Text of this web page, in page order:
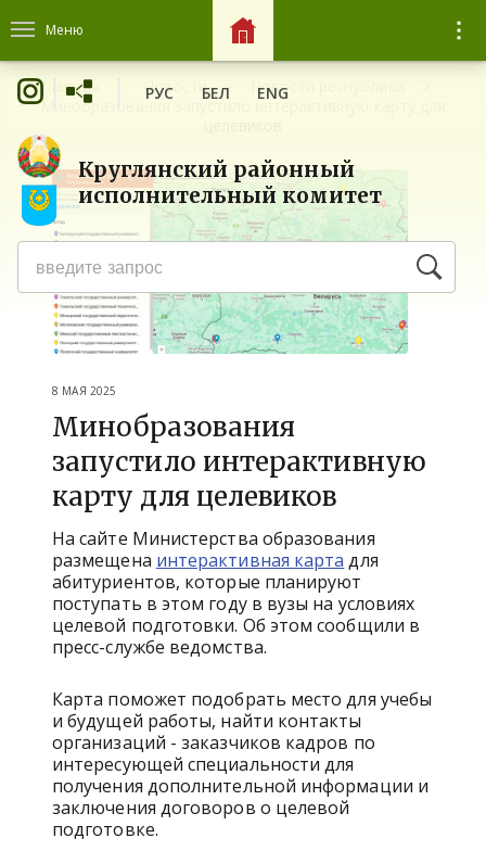
Меню
Круглянский районный
исполнительный комитет
РУС БЕЛ ENG
Главная Новости
Новости республики
Минобразования запустило интерактивную карту для
8 МАЯ 2025
Минобразования
запустило интерактивную
карту для целевиков
На сайте Министерства образования
размещена интерактивная карта для
абитуриентов, которые планируют
поступать в этом году в вузы на условиях
целевой подготовки. Об этом сообщили в
пресс-службе ведомства.
Карта поможет подобрать место для учебы
и будущей работы, найти контакты
организаций - заказчиков кадров по
интересующей специальности для
получения дополнительной информации и
заключения договоров о целевой
подготовке.